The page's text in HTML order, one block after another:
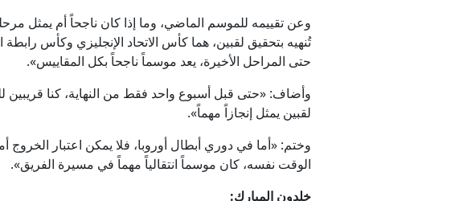
وعن تقييمه للموسم الماضي، وما إذا كان ناجحاً أم يمثل
تُنهيه بتحقيق لقبين، هما كأس الاتحاد الإنجليزي وكأس
حتى المراحل الأخيرة، يعد موسماً ناجحاً بكل المقاييس».
وأضاف: «حتى قبل أسبوع واحد فقط من النهاية، كنا قريبين
لقبين يمثل إنجازاً مهماً».
وختم: «أما في دوري أبطال أوروبا، فلا يمكن اعتبار
الوقت نفسه، كان موسماً انتقالياً مهماً في مسيرة الفريق».
خلدون المبارك: